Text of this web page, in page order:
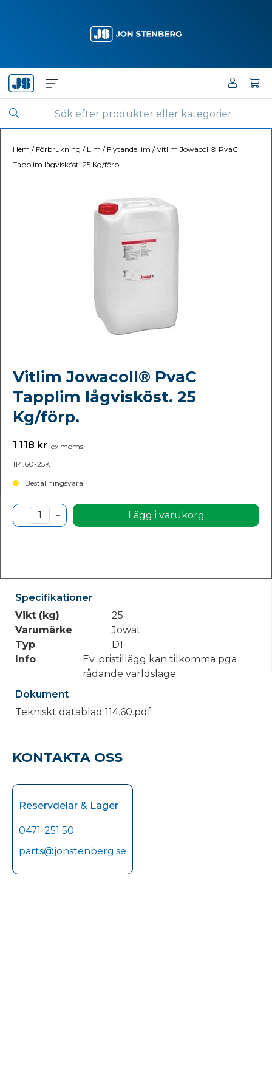
Hem / Förbrukning / Lim / Flytande lim /Vitlim Jowacoll® PvaC
Tapplim lågvisköst. 25 Kg/förp.
Vitlim Jowacoll® PvaC
Tapplim lågvisköst. 25
Kg/förp.
1 118 kr ex moms
114.60-25K
Beställningsvara
Lägg i varukorg
Specifikationer
Vikt (kg)
25
Varumärke
Jowat
Typ
D1
Info
Ev. pristillägg kan tilkomma pga
rådande världsläge
Dokument
Tekniskt datablad 114.60.pdf
KONTAKTA OSS
Reservdelar & Lager
0471-251 50
parts@jonstenberg.se